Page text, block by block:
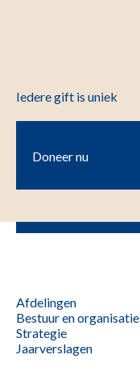
Iedere gift is uniek
Doneer nu
Afdelingen
Bestuur en organisatie
Strategie
Jaarverslagen